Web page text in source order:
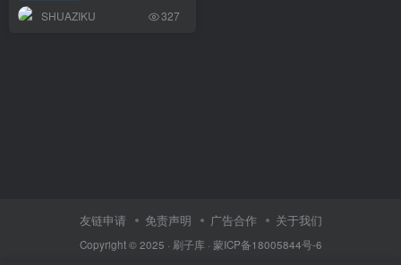
SHUAZIKU 327
友链申请 免责声明 广告合作 关于我们
Copyright © 2025 · 刷子库 · 蒙ICP备18005844号-6